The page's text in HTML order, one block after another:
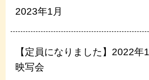
2023年1月
【定員になりました】2022年
映写会